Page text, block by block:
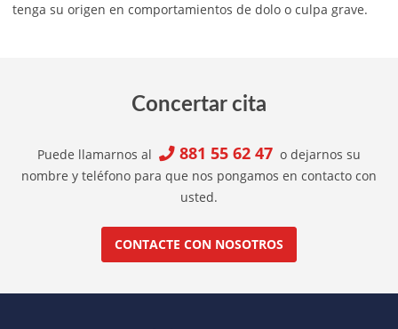
tenga su origen en comportamientos de dolo o culpa grave.
Concertar cita
Puede llamarnos al 881 55 62 47 o dejarnos su
nombre y teléfono para que nos pongamos en contacto con
usted.
CONTACTE CON NOSOTROS